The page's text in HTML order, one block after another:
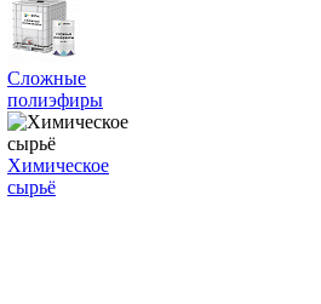
Сложные
полиэфиры
Химическое
сырьё